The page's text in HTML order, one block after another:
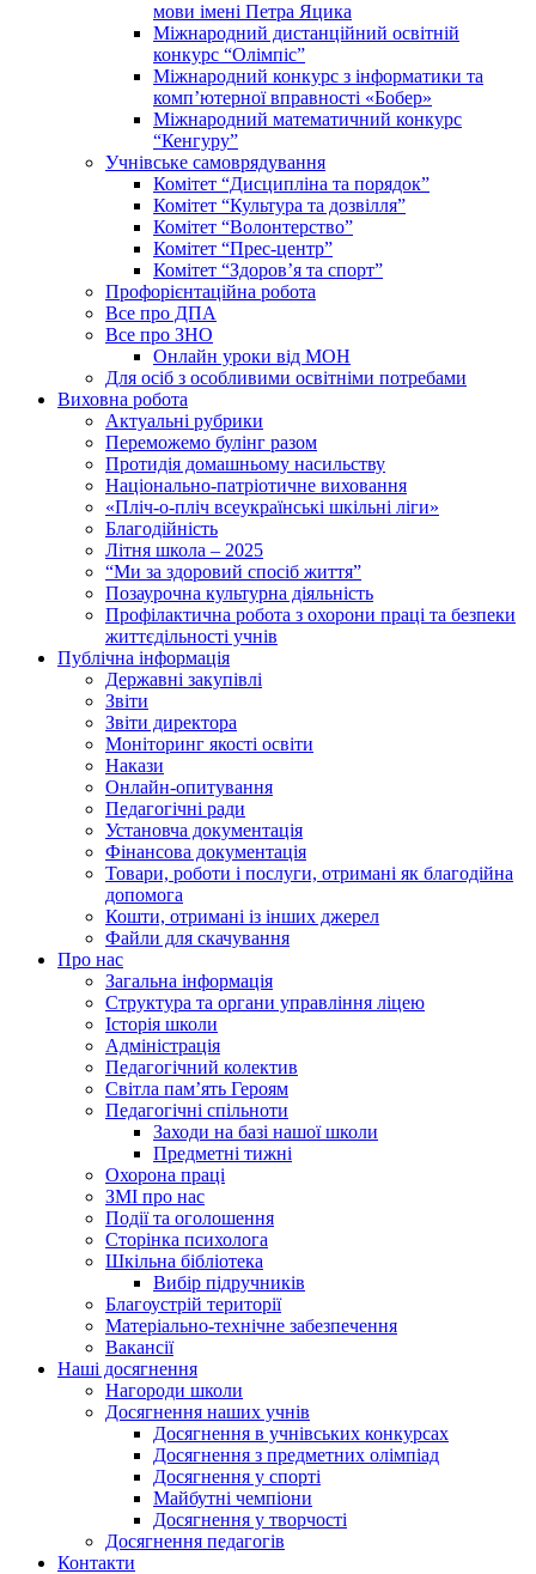
мови імені Петра Яцика
Міжнародний дистанційний освітній
конкурс “Олімпіс”
Міжнародний конкурс з інформатики та
комп’ютерної вправності «Бобер»
Міжнародний математичний конкурс
“Кенгуру”
Учнівське самоврядування
Комітет “Дисципліна та порядок”
Комітет “Культура та дозвілля”
Комітет “Волонтерство”
Комітет “Прес-центр”
Комітет “Здоров’я та спорт”
Профорієнтаційна робота
Все про ДПА
Все про ЗНО
Онлайн уроки від МОН
Для осіб з особливими освітніми потребами
Виховна робота
Актуальні рубрики
Переможемо булінг разом
Протидія домашньому насильству
Національно-патріотичне виховання
«Пліч-о-пліч всеукраїнські шкільні ліги»
Благодійність
Літня школа – 2025
“Ми за здоровий спосіб життя”
Позаурочна культурна діяльність
Профілактична робота з охорони праці та безпеки
життєдільності учнів
Публічна інформація
Державні закупівлі
Звіти
Звіти директора
Моніторинг якості освіти
Накази
Онлайн-опитування
Педагогічні ради
Установча документація
Фінансова документація
Товари, роботи і послуги, отримані як благодійна
допомога
Кошти, отримані із інших джерел
Файли для скачування
Про нас
Загальна інформація
Структура та органи управління ліцею
Історія школи
Адміністрація
Педагогічний колектив
Світла пам’ять Героям
Педагогічні спільноти
Заходи на базі нашої школи
Предметні тижні
Охорона праці
ЗМІ про нас
Події та оголошення
Сторінка психолога
Шкільна бібліотека
Вибір підручників
Благоустрій території
Матеріально-технічне забезпечення
Вакансії
Наші досягнення
Нагороди школи
Досягнення наших учнів
Досягнення в учнівських конкурсах
Досягнення з предметних олімпіад
Досягнення у спорті
Майбутні чемпіони
Досягнення у творчості
Досягнення педагогів
Контакти